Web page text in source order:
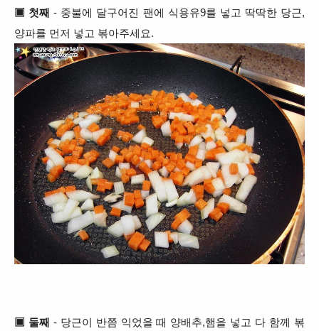
▣ 첫째 - 중불에 달구어진 팬에 식용유9를 넣고 딱딱한 당근,
양파를 먼저 넣고 볶아주세요.
▣ 둘째 - 당근이 반쯤 익었을 때 양배추,햄을 넣고 다 함께 볶